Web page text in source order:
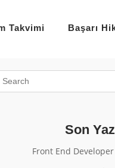
Takvimi Başarı
Son
Front End